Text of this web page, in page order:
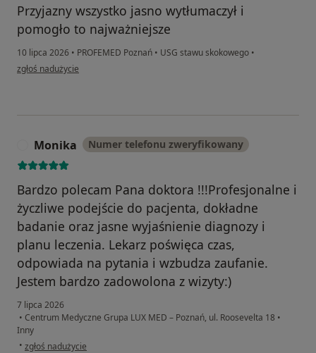
Przyjazny wszystko jasno wytłumaczył i
pomogło to najważniejsze
10 lipca 2026 • PROFEMED Poznań • USG stawu skokowego •
w opinii użytkownika Mateusz
zgłoś nadużycie
Monika Numer telefonu zweryfikowany
Bardzo polecam Pana doktora !!!Profesjonalne i
życzliwe podejście do pacjenta, dokładne
badanie oraz jasne wyjaśnienie diagnozy i
planu leczenia. Lekarz poświęca czas,
odpowiada na pytania i wzbudza zaufanie.
Jestem bardzo zadowolona z wizyty:)
7 lipca 2026
• Centrum Medyczne Grupa LUX MED – Poznań, ul. Roosevelta 18 •
Inny
• w opinii użytkownika Monika
zgłoś nadużycie